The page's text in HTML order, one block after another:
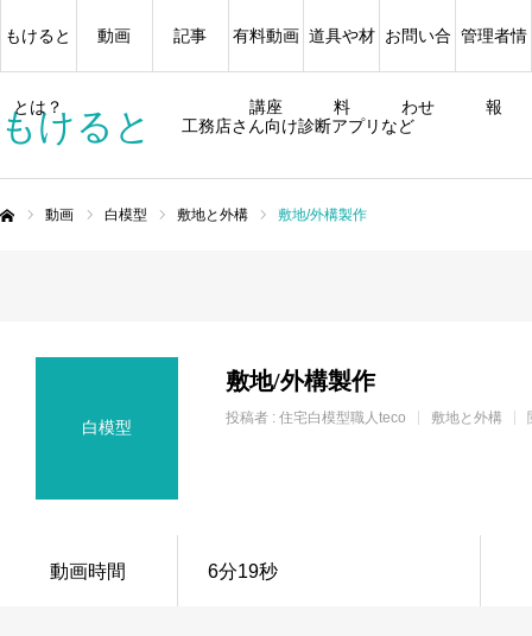
もけると 工務店さん向け診断アプリなど
もけると
とは？
動画 記事 有料動画
講座
道具や材
料
お問い合
わせ
管理者情
報
動画 白模型 敷地と外構 敷地/外構製作
白模型
敷地/外構製作
投稿者 : 住宅白模型職人teco 敷地と外構
動画時間 6分19秒